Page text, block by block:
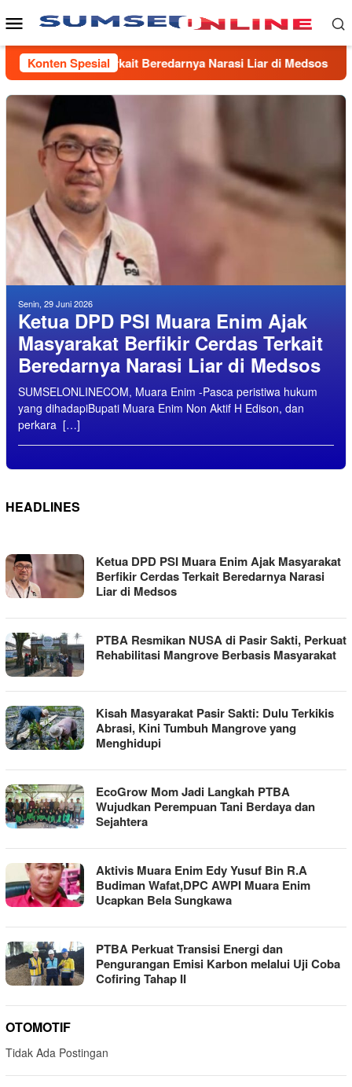
ke
Menu
Mobile
Konten Spesial
Cerdas Terkait Beredarnya Narasi Liar di Medsos
Senin, 29 Juni 2026
Ketua DPD PSI Muara Enim Ajak
Masyarakat Berfikir Cerdas Terkait
Beredarnya Narasi Liar di Medsos
SUMSELONLINECOM, Muara Enim -Pasca peristiwa hukum
yang dihadapiBupati Muara Enim Non Aktif H Edison, dan
perkara […]
HEADLINES
SUMSEL
ONLINE
Ketua DPD PSI Muara Enim Ajak Masyarakat
Berfikir Cerdas Terkait Beredarnya Narasi
Liar di Medsos
PTBA Resmikan NUSA di Pasir Sakti, Perkuat
Rehabilitasi Mangrove Berbasis Masyarakat
Kisah Masyarakat Pasir Sakti: Dulu Terkikis
Abrasi, Kini Tumbuh Mangrove yang
Menghidupi
EcoGrow Mom Jadi Langkah PTBA
Wujudkan Perempuan Tani Berdaya dan
Sejahtera
Aktivis Muara Enim Edy Yusuf Bin R.A
Budiman Wafat,DPC AWPI Muara Enim
Ucapkan Bela Sungkawa
PTBA Perkuat Transisi Energi dan
Pengurangan Emisi Karbon melalui Uji Coba
Cofiring Tahap II
OTOMOTIF
Tidak Ada Postingan